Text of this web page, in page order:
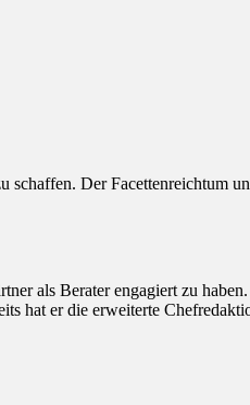
Der Facettenreichtum
als Berater engagiert zu
hat er die erweiterte